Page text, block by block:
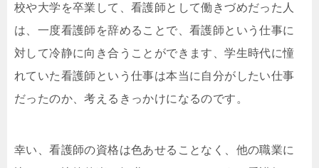
校や大学を卒業して、看護師として働きづめだった人
は、一度看護師を辞めることで、看護師という仕事に
対して冷静に向き合うことができます、学生時代に憧
れていた看護師という仕事は本当に自分がしたい仕事
だったのか、考えるきっかけになるのです。
幸い、看護師の資格は色あせることなく、他の職業に